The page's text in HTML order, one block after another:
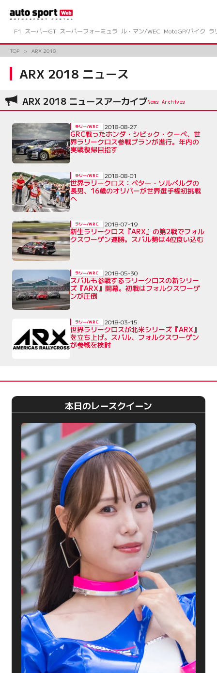
ツ
ス
F1 スーパーGT スーパーフォーミュラ ル・マン/WEC MotoGP/バイク ラ
TOP ARX 2018
ARX 2018 ニュース
ARX 2018 ニュースアーカイブ
GRC戦ったホンダ・シビック・クーペ、世
界ラリークロス参戦プランが進行。年内の
実戦復帰目指す
ラリー/WRC 2018-08-27
世界ラリークロス：ペター・ソルベルグの
長男、16歳のオリバーが世界選手権初挑戦
へ
ラリー/WRC 2018-08-01
新生ラリークロス『ARX』の第2戦でフォル
クスワーゲン連勝。スバル勢は4位食い込む
ラリー/WRC 2018-07-19
スバルも参戦するラリークロスの新シリー
ズ『ARX』開幕。初戦はフォルクスワーゲ
ンが圧倒
ラリー/WRC 2018-05-30
世界ラリークロスが北米シリーズ『ARX』
を立ち上げ。スバル、フォルクスワーゲン
が参戦を検討
ラリー/WRC 2018-03-15
本日のレースクイーン